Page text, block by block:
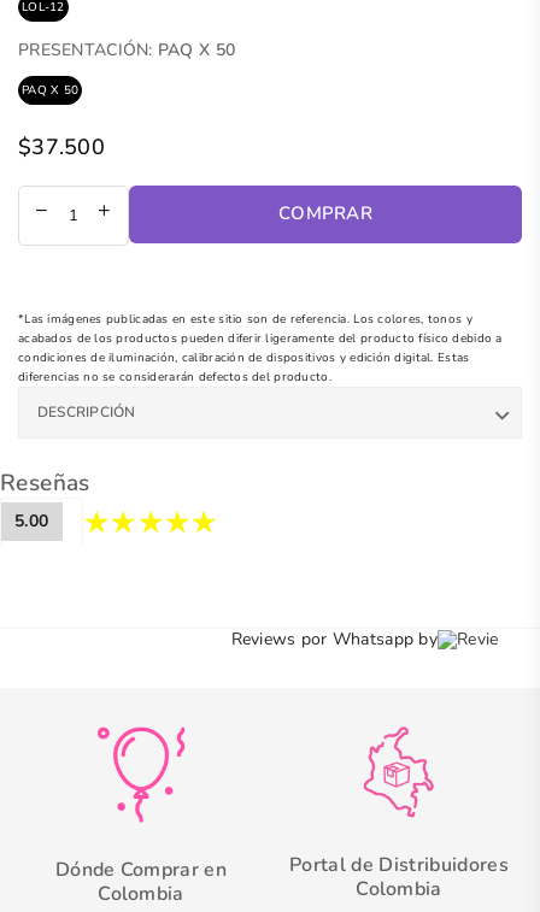
LOL-12
PRESENTACIÓN: PAQ X 50
PAQ X 50
Precio
regular
$37.500
COMPRAR
*Las imágenes publicadas en este sitio son de referencia. Los colores, tonos y
acabados de los productos pueden diferir ligeramente del producto físico debido a
condiciones de iluminación, calibración de dispositivos y edición digital. Estas
diferencias no se considerarán defectos del producto.
DESCRIPCIÓN
Reseñas
5.00
Reviews por Whatsapp by
Dónde Comprar en
Colombia
Portal de Distribuidores
Colombia